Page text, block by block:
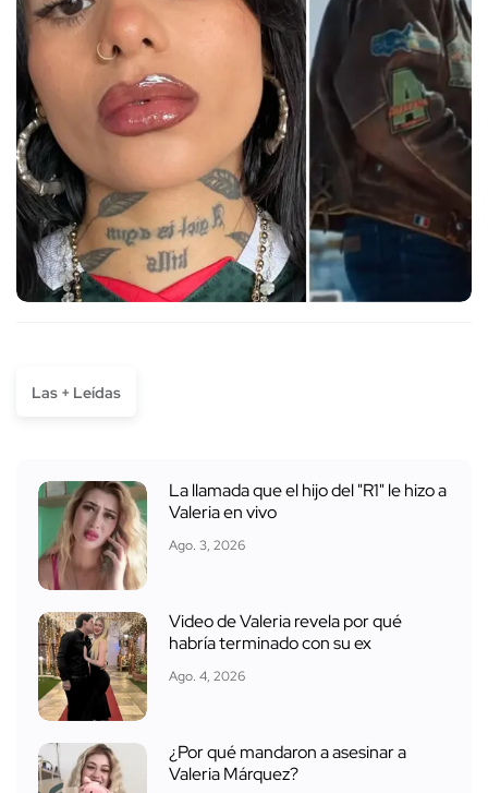
Las + Leídas
La llamada que el hijo del "R1" le hizo a
Valeria en vivo
Ago. 3, 2026
Video de Valeria revela por qué
habría terminado con su ex
Ago. 4, 2026
¿Por qué mandaron a asesinar a
Valeria Márquez?